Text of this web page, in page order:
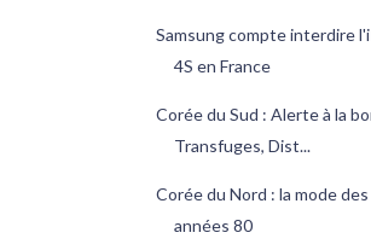
Samsung compte interdire
4S en France
Corée du Sud : Alerte à la
Transfuges, Dist...
Corée du Nord : la mode des
années 80